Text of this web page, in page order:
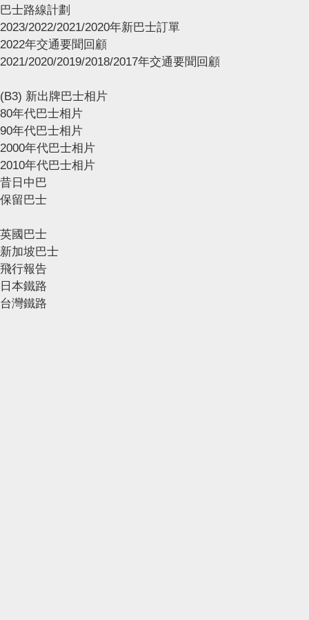
巴士路線計劃
2023/2022/2021/2020年新巴士訂單
2022年交通要聞回顧
2021/2020/2019/2018/2017年交通要聞回顧
(B3) 新出牌巴士相片
80年代巴士相片
90年代巴士相片
2000年代巴士相片
2010年代巴士相片
昔日中巴
保留巴士
英國巴士
新加坡巴士
飛行報告
日本鐵路
台灣鐵路